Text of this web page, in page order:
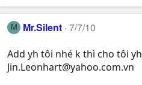
M Mr.Silent 7/7/10
Add yh tôi nhé k thì cho tôi yh
Jin.Leonhart@yahoo.com.vn